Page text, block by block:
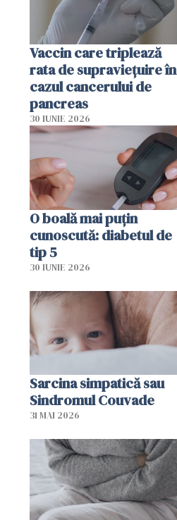
Vaccin care triplează
rata de supraviețuire în
cazul cancerului de
pancreas
30 IUNIE 2026
O boală mai puțin
cunoscută: diabetul de
tip 5
30 IUNIE 2026
Sarcina simpatică sau
Sindromul Couvade
31 MAI 2026